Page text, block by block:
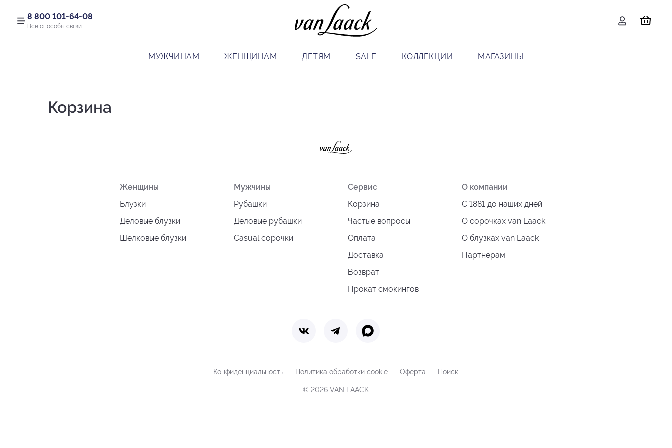
8 800 101-64-08
Все способы связи
МУЖЧИНАМ ЖЕНЩИНАМ ДЕТЯМ SALE КОЛЛЕКЦИИ МАГАЗИНЫ
Корзина
Женщины
Блузки
Деловые блузки
Шелковые блузки
Мужчины
Рубашки
Деловые рубашки
Casual сорочки
Сервис
Корзина
Частые вопросы
Оплата
Доставка
Возврат
Прокат смокингов
О компании
С 1881 до наших дней
О сорочках van Laack
О блузках van Laack
Партнерам
Конфиденциальность Политика обработки cookie Оферта Поиск
© 2026 VAN LAACK